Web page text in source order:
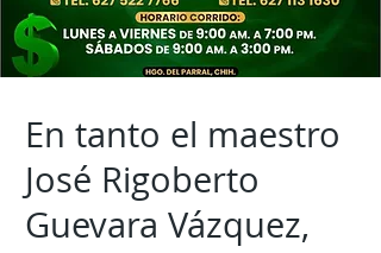
En tanto el maestro
José Rigoberto
Guevara Vázquez,